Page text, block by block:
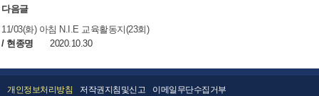
다음글
11/03(화) 아침 N.I.E 교육활동지(23회)
/ 현종명
2020.10.30
개인정보처리방침 저작권지침및신고 이메일무단수집거부